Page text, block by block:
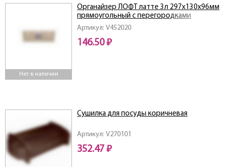
Нет в наличии
Артикул: V452020
Органайзер ЛОФТ латте 3л 297х130х96мм
прямоугольный с перегородками
146.50 ₽
Артикул: V270101
Сушилка для посуды коричневая
352.47 ₽